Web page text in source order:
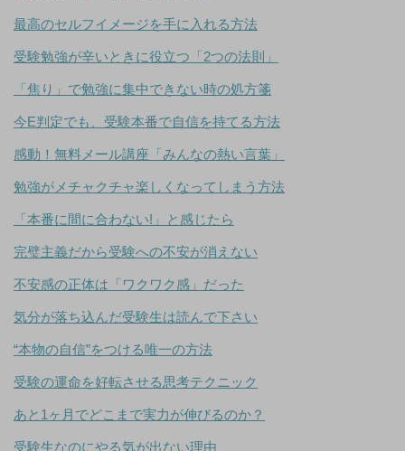
最高のセルフイメージを手に入れる方法
受験勉強が辛いときに役立つ「2つの法則」
「焦り」で勉強に集中できない時の処方箋
今E判定でも、受験本番で自信を持てる方法
感動！無料メール講座「みんなの熱い言葉」
勉強がメチャクチャ楽しくなってしまう方法
「本番に間に合わない!」と感じたら
完璧主義だから受験への不安が消えない
不安感の正体は「ワクワク感」だった
気分が落ち込んだ受験生は読んで下さい
“本物の自信”をつける唯一の方法
受験の運命を好転させる思考テクニック
あと1ヶ月でどこまで実力が伸びるのか？
受験生なのにやる気が出ない理由